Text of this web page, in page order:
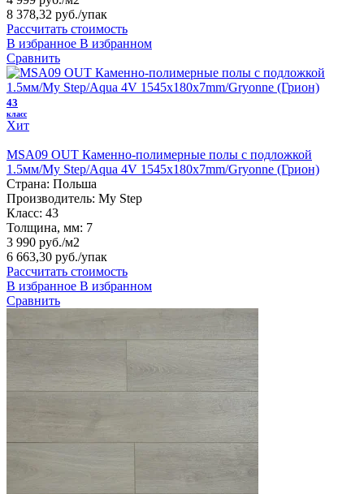
8 378,32 руб./упак
Рассчитать стоимость
В избранное В избранном
Сравнить
43
класс
Хит
MSA09 OUT Каменно-полимерные полы с подложкой
1.5мм/My Step/Aqua 4V 1545х180х7mm/Gryonne (Грион)
Страна: Польша
Производитель: My Step
Класс: 43
Толщина, мм: 7
3 990 руб./м2
6 663,30 руб./упак
Рассчитать стоимость
В избранное В избранном
Сравнить